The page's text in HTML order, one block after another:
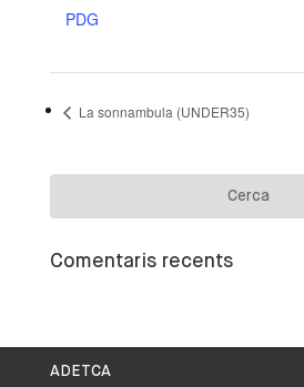
PDG
La sonnambula (UNDER35)
Comentaris recents
ADETCA